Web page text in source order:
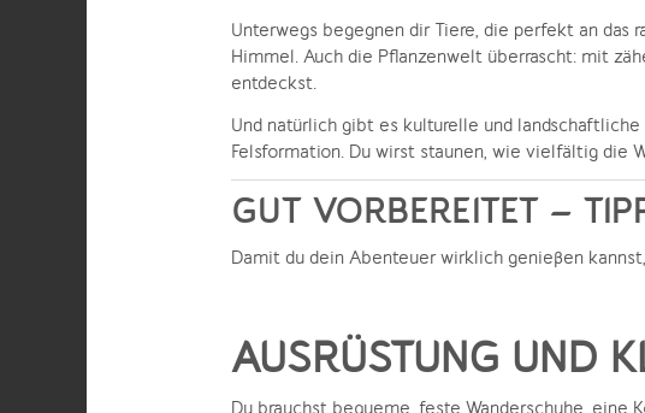
Unterwegs begegnen dir Tiere, die perfekt an das
Himmel. Auch die Pflanzenwelt überrascht: mit
entdeckst.
Und natürlich gibt es kulturelle und
Felsformation. Du wirst staunen, wie vielfältig die
GUT VORBEREITET –
Damit du dein Abenteuer wirklich genießen
AUSRÜSTUNG UND
Du brauchst bequeme, feste Wanderschuhe,